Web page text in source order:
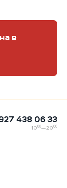
в
438 06 33
1000—2000